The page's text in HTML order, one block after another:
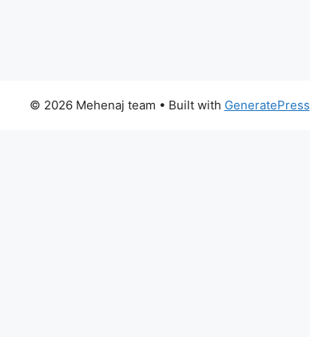
© 2026 Mehenaj team • Built with GeneratePress